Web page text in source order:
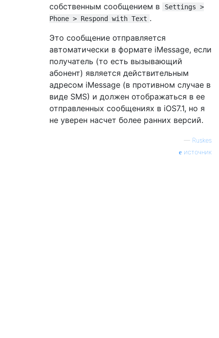
собственным сообщением в
Settings >
Phone > Respond with Text .
Это сообщение отправляется
автоматически в формате iMessage, если
получатель (то есть вызывающий
абонент) является действительным
адресом iMessage (в противном случае в
виде SMS) и должен отображаться в ее
отправленных сообщениях в iOS7.1, но я
не уверен насчет более ранних версий.
— Ruskes
источник